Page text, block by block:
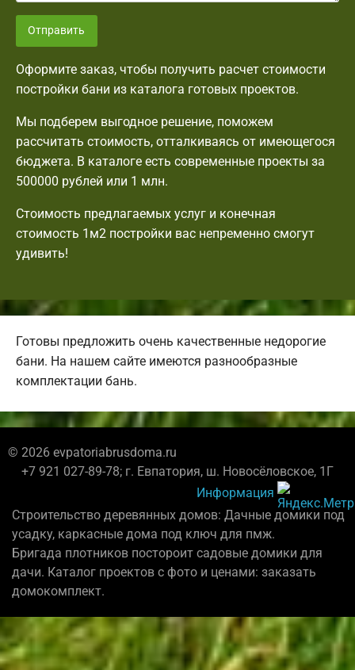
Отправить
Оформите заказ, чтобы получить расчет стоимости
постройки бани из каталога готовых проектов.
Мы подберем выгодное решение, поможем
рассчитать стоимость, отталкиваясь от имеющегося
бюджета. В каталоге есть современные проекты за
500000 рублей или 1 млн.
Стоимость предлагаемых услуг и конечная
стоимость 1м2 постройки вас непременно смогут
удивить!
Готовы предложить очень качественные недорогие
бани. На нашем сайте имеются разнообразные
комплектации бань.
© 2026 evpatoriabrusdoma.ru
+7 921 027-89-78; г. Евпатория, ш. Новосёловское, 1Г
Информация
Строительство деревянных домов: Дачные домики под
усадку, каркасные дома под ключ для пмж.
Бригада плотников постороит садовые домики для
дачи. Каталог проектов с фото и ценами: заказать
домокомплект.